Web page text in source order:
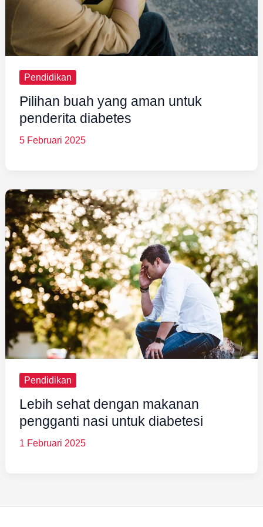
Pendidikan
Pilihan buah yang aman untuk
penderita diabetes
5 Februari 2025
Pendidikan
Lebih sehat dengan makanan
pengganti nasi untuk diabetesi
1 Februari 2025